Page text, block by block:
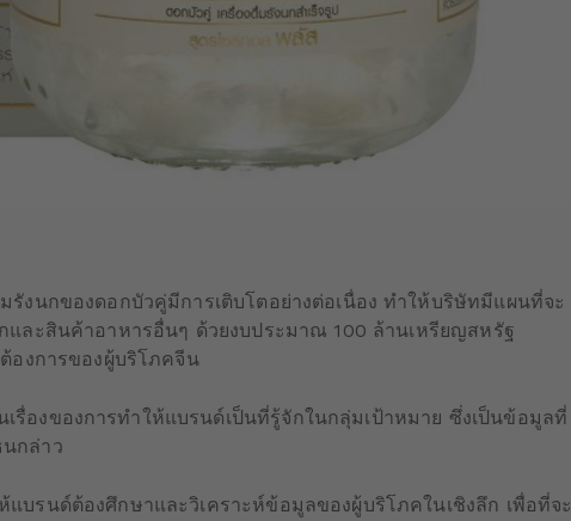
งนกของดอกบัวคู่มีการเติบโตอย่างต่อเนื่อง ทำให้บริษัทมีแผนที่จะ
และสินค้าอาหารอื่นๆ ด้วยงบประมาณ 100 ล้านเหรียญสหรัฐ
องการของผู้บริโภคจีน
องของการทำให้แบรนด์เป็นที่รู้จักในกลุ่มเป้าหมาย ซึ่งเป็นข้อมูลที่
นกล่าว
บรนด์ต้องศึกษาและวิเคราะห์ข้อมูลของผู้บริโภคในเชิงลึก เพื่อที่จะ